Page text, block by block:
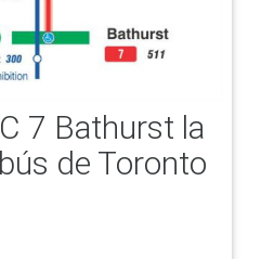
7 Bathurst la
de Toronto